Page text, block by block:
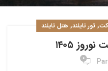
, تور تایلند, هتل تایلند
۱۴۰۵
0